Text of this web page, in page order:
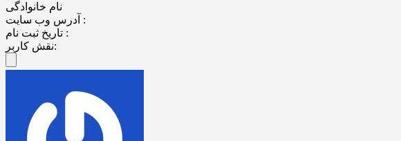
نام خانوادگی
آدرس وب سایت :
تاریخ ثبت نام :
نقش کاربر: